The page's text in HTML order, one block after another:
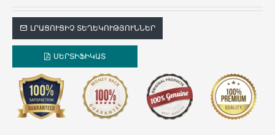
ԼՐԱՑՈՒՑԻՉ ՏԵՂԵԿՈՒԹՅՈՒՆՆԵՐ
ՍԵՐՏԻՖԻԿԱՏ